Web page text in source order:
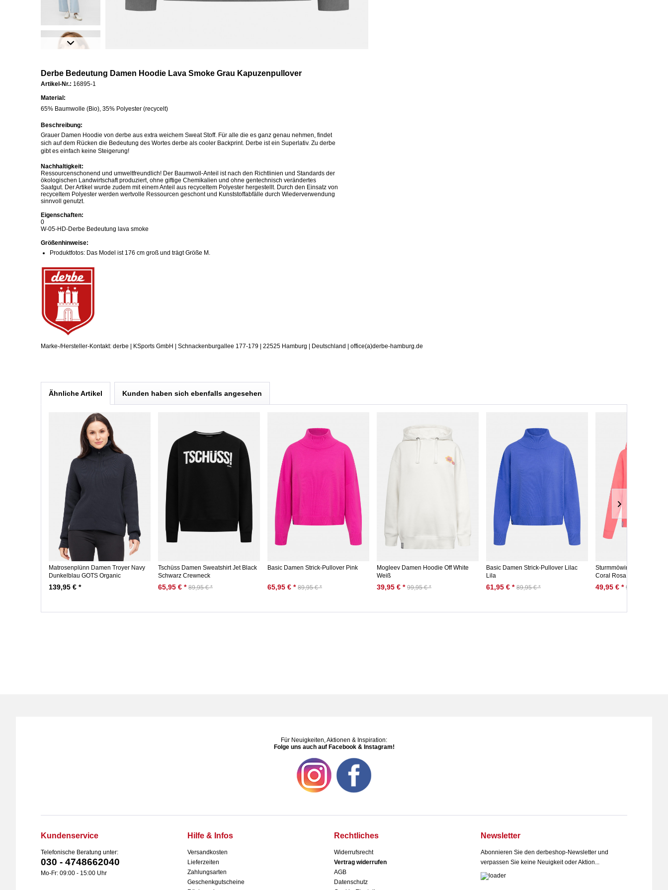
Derbe Bedeutung Damen Hoodie Lava Smoke Grau Kapuzenpullover
Artikel-Nr.: 16895-1
Material:
65% Baumwolle (Bio), 35% Polyester (recycelt)
Beschreibung:
Grauer Damen Hoodie von derbe aus extra weichem Sweat Stoff. Für alle die es ganz genau nehmen, findet
sich auf dem Rücken die Bedeutung des Wortes derbe als cooler Backprint. Derbe ist ein Superlativ. Zu derbe
gibt es einfach keine Steigerung!
Nachhaltigkeit:
Ressourcenschonend und umweltfreundlich! Der Baumwoll-Anteil ist nach den Richtlinien und Standards der
ökologischen Landwirtschaft produziert, ohne giftige Chemikalien und ohne gentechnisch verändertes
Saatgut. Der Artikel wurde zudem mit einem Anteil aus recyceltem Polyester hergestellt. Durch den Einsatz von
recyceltem Polyester werden wertvolle Ressourcen geschont und Kunststoffabfälle durch Wiederverwendung
sinnvoll genutzt.
Eigenschaften:
0
W-05-HD-Derbe Bedeutung lava smoke
Größenhinweise:
Produktfotos: Das Model ist 176 cm groß und trägt Größe M.
Marke-/Hersteller-Kontakt: derbe | KSports GmbH | Schnackenburgallee 177-179 | 22525 Hamburg | Deutschland | office(a)derbe-hamburg.de
Ähnliche Artikel Kunden haben sich ebenfalls angesehen
Matrosenplünn Damen Troyer Navy
Dunkelblau GOTS Organic
139,95 € *
Tschüss Damen Sweatshirt Jet Black
Schwarz Crewneck
65,95 € * 89,95 € *
Basic Damen Strick-Pullover Pink
65,95 € * 89,95 € *
Mogleev Damen Hoodie Off White
Weiß
39,95 € * 99,95 € *
Basic Damen Strick-Pullover Lilac
Lila
61,95 € * 89,95 € *
Sturmmöwin Damen
Coral Rosa
49,95 € * 99,95 € *
Für Neuigkeiten, Aktionen & Inspiration:
Folge uns auch auf Facebook & Instagram!
Kundenservice
Telefonische Beratung unter:
030 - 4748662040
Mo-Fr: 09:00 - 15:00 Uhr
Hilfe & Infos
Versandkosten
Lieferzeiten
Zahlungsarten
Geschenkgutscheine
Rechtliches
Widerrufsrecht
Vertrag widerrufen
AGB
Datenschutz
Newsletter
Abonnieren Sie den derbeshop-Newsletter und
verpassen Sie keine Neuigkeit oder Aktion...